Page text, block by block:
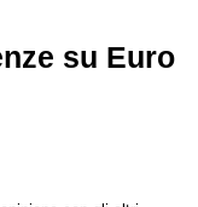
su Euro